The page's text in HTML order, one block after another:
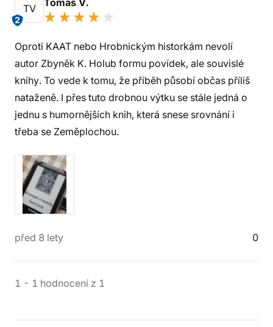
TV
2
Tomáš V.
Oproti KAAT nebo Hrobnickým historkám nevolí
autor Zbyněk K. Holub formu povídek, ale souvislé
knihy. To vede k tomu, že příběh působí občas příliš
nataženě. I přes tuto drobnou výtku se stále jedná o
jednu s humornějších knih, která snese srovnání i
třeba se Zeměplochou.
před 8 lety 0
1 - 1 hodnocení z 1